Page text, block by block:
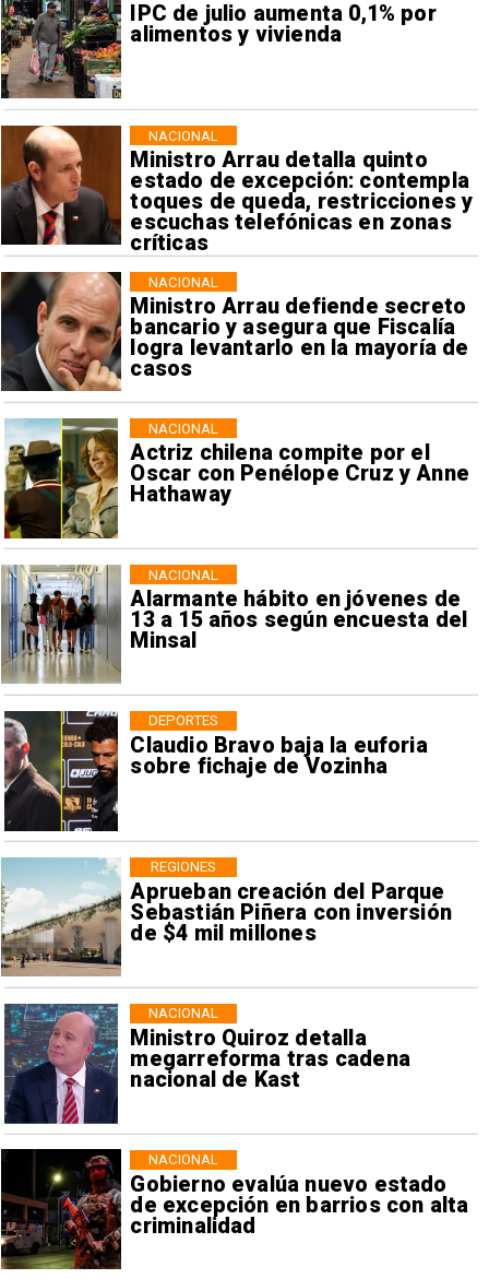
IPC de julio aumenta 0,1% por
alimentos y vivienda
Ministro Arrau detalla quinto
estado de excepción: contempla
toques de queda, restricciones y
escuchas telefónicas en zonas
críticas
NACIONAL
Ministro Arrau defiende secreto
bancario y asegura que Fiscalía
logra levantarlo en la mayoría de
casos
NACIONAL
Actriz chilena compite por el
Oscar con Penélope Cruz y Anne
Hathaway
NACIONAL
Alarmante hábito en jóvenes de
13 a 15 años según encuesta del
Minsal
NACIONAL
Claudio Bravo baja la euforia
sobre fichaje de Vozinha
DEPORTES
Aprueban creación del Parque
Sebastián Piñera con inversión
de $4 mil millones
REGIONES
Ministro Quiroz detalla
megarreforma tras cadena
nacional de Kast
NACIONAL
Gobierno evalúa nuevo estado
de excepción en barrios con alta
criminalidad
NACIONAL